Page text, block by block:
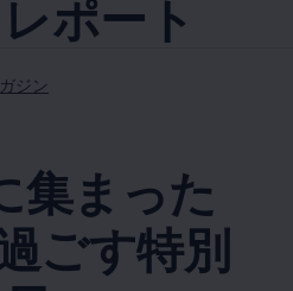
ポート
ジン
集まった
ごす特別